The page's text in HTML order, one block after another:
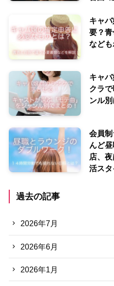
キャ
要？
なども
キャ
クラ
ンル
会員
んど
店、
活スタ
過去の記事
2026年7月
2026年6月
2026年1月